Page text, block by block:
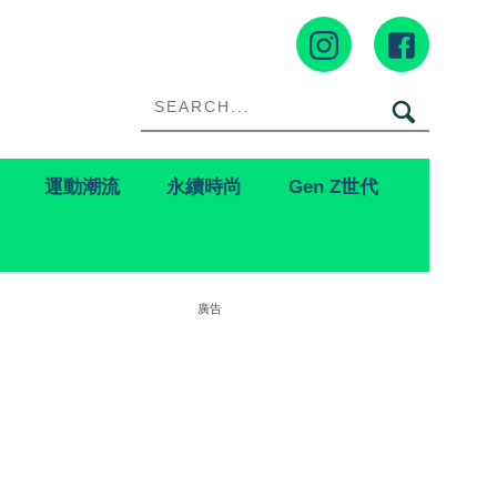
運動潮流 永續時尚 Gen Z世代
廣告